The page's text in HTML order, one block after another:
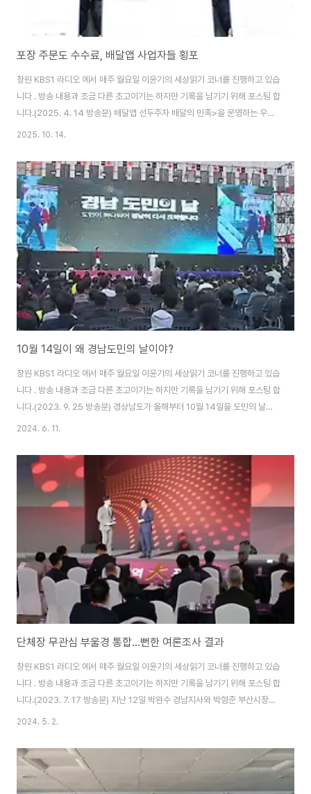
포장 주문도 수수료, 배달앱 사업자들 횡포
창원 KBS1 라디오 에서 매주 월요일 이윤기의 세상읽기 코너를 진행하고 있습
니다 . 방송 내용과 조금 다른 초고이기는 하지만 기록을 남기기 위해 포스팅 합
니다.(2025. 4. 14 방송분) 배달앱 선두주자 배달의 민족>을 운영하는 우아
한 형제들 잘 아시지요? 작년 7월 중계수수료를 최대 9.8% 인상하면서 소상
만 아니라 매장 포장 주문에도 수수료를 부과하기 시작하였습니다. 상황이 이
런데도 소상공인들의 배달수수료 부담을 줄여주겠다고 시작했던 공공배달앱
이 지난 연말 줄줄이 서비스를 중단하고 나자 민간 배달앱의 횡포가 점점 더 심
해지고 있다는 비판이 나오고 잇는데요. 오늘은 독과점구조가 정착되는 배달앱
과 공공 배달앱의 가능성에 대하여..
2025. 10. 14.
10월 14일이 왜 경남도민의 날이야?
창원 KBS1 라디오 에서 매주 월요일 이윤기의 세상읽기 코너를 진행하고 있습
니다 . 방송 내용과 조금 다른 초고이기는 하지만 기록을 남기기 위해 포스팅 합
니다.(2023. 9. 25 방송분) 경상남도가 올해부터 10월 14일을 도민의 날
로 정하고 기념행사를 시작한다고 합니다. 1993년 폐지되었던 경남도민의 날
일, 경남도민의 날이 도민들이 기억하고 기념해야 할만한 날인지에 대하여 다
른 도시와 비교해서 생각해보겠습니다. 지난 21일 개최 경상남도의회 임시
회 본회의에서 ‘경상남도 도민의 날 조례’가 제정되면서 올해부터 기념식과 축
하공연이 개최된다고 합니다. 많은 분들이 여태껏 경남도민의 날이 없었는
가 하고 의아해 하실텐데요. 사..
2024. 6. 11.
단체장 무관심 부울경 통합...뻔한 여론조사 결과
창원 KBS1 라디오 에서 매주 월요일 이윤기의 세상읽기 코너를 진행하고 있습
니다 . 방송 내용과 조금 다른 초고이기는 하지만 기록을 남기기 위해 포스팅 합
니다.(2023. 7. 17 방송분) 지난 12일 박완수 경남지사와 박형준 부산시장이
부산항 국제전시컨벤션센터에서 부산-경남 행정통합 여론조사 결과를 발표하
통합 추진이 어렵다”는 입장을 밝혔습니다. 오늘은 부산-경남 행정구역 통합
여론조사 결과에 대하여 함께 생각해보겠습니다. 결론부터 말씀드리자면, “이
번 여론조사 결과를 바라보는 시민사회의 입장은 이렇게 될 것으로 예상했는데
2024. 5. 2.